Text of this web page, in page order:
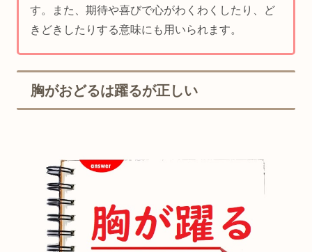
す。また、期待や喜びで心がわくわくしたり、ど
きどきしたりする意味にも用いられます。
胸がおどるは躍るが正しい